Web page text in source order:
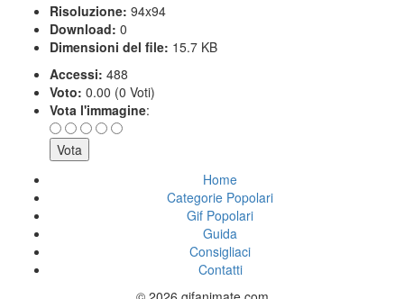
Risoluzione: 94x94
Download: 0
Dimensioni del file: 15.7 KB
Accessi: 488
Voto: 0.00 (0 Voti)
Vota l'immagine:
Home
Categorie Popolari
Gif Popolari
Guida
Consigliaci
Contatti